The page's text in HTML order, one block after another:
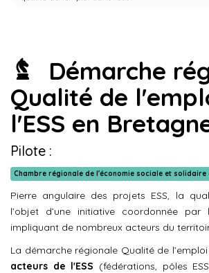
Démarche
Qualité de
l'ESS en
Pilote :
Chambre régionale de l'économie sociale et solidaire
Pierre angulaire des projets ESS, la
l’objet d’une initiative coordonnée par
impliquant de nombreux acteurs du
La démarche régionale Qualité de l’emploi
acteurs de l'ESS (fédérations, pôles